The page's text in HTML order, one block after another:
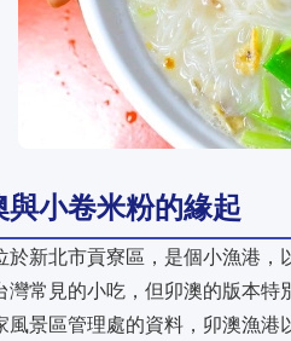
與小卷米粉的緣起
於新北市貢寮區，是個小漁港
灣常見的小吃，但卯澳的版本
風景區管理處的資料，卯澳漁港